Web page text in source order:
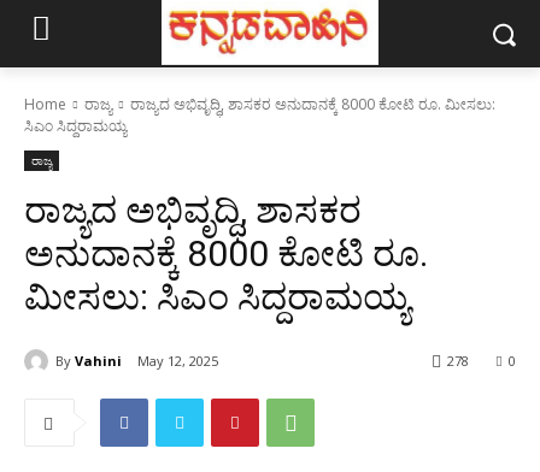
Home ರಾಜ್ಯ
ರಾಜ್ಯದ ಅಭಿವೃದ್ಧಿ, ಶಾಸಕರ ಅನುದಾನಕ್ಕೆ 8000 ಕೋಟಿ ರೂ. ಮೀಸಲು:
ಸಿಎಂ ಸಿದ್ದರಾಮಯ್ಯ
ರಾಜ್ಯ
ರಾಜ್ಯದ ಅಭಿವೃದ್ಧಿ, ಶಾಸಕರ
ಅನುದಾನಕ್ಕೆ 8000 ಕೋಟಿ ರೂ.
ಮೀಸಲು: ಸಿಎಂ ಸಿದ್ದರಾಮಯ್ಯ
By Vahini May 12, 2025 0
278